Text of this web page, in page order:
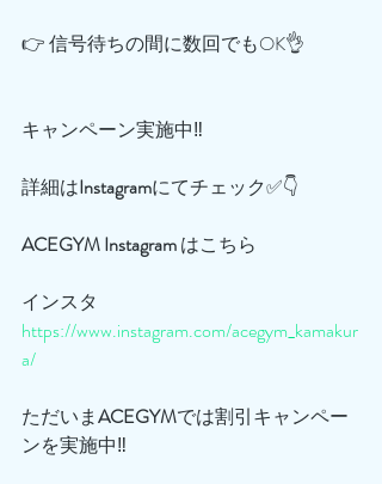
👉 信号待ちの間に数回でもOK👌
キャンペーン実施中‼️
詳細はInstagramにてチェック✅👇
ACEGYMInstagram はこちら
インスタ
https://www.instagram.com/acegym_kamakur
a/
ただいまACEGYMでは割引キャンペー
ンを実施中‼️